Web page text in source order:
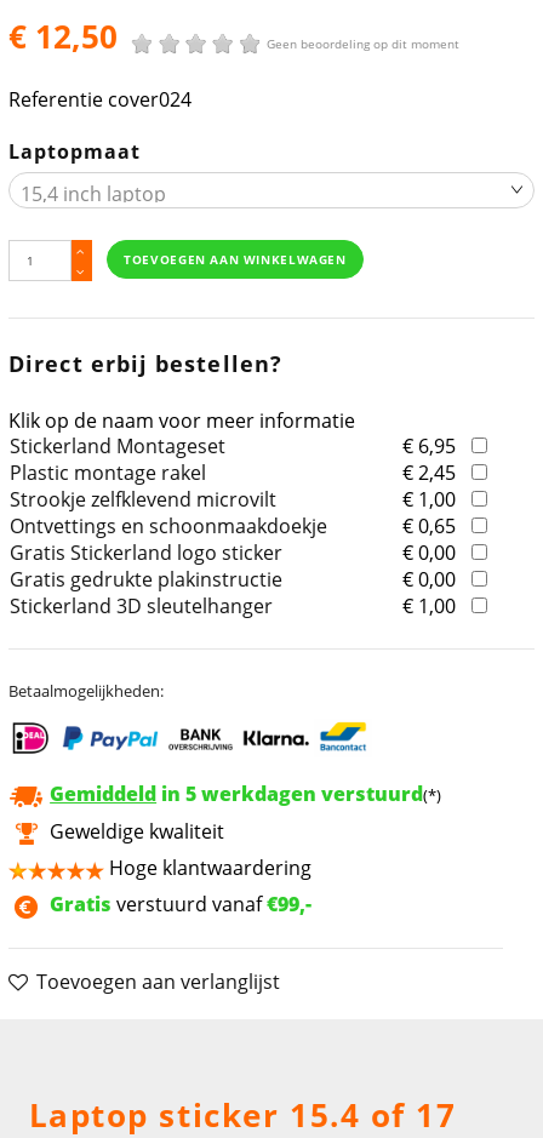
€ 12,50 Geen beoordeling op dit moment
Referentie cover024
Laptopmaat
TOEVOEGEN AAN WINKELWAGEN
Direct erbij bestellen?
Klik op de naam voor meer informatie
Stickerland Montageset
€ 6,95
Plastic montage rakel
€ 2,45
Strookje zelfklevend microvilt
€ 1,00
Ontvettings en schoonmaakdoekje
€ 0,65
Gratis Stickerland logo sticker
€ 0,00
Gratis gedrukte plakinstructie
€ 0,00
Stickerland 3D sleutelhanger
€ 1,00
Betaalmogelijkheden:
Gemiddeld in 5 werkdagen verstuurd(*)
Geweldige kwaliteit
Hoge klantwaardering
Gratis verstuurd vanaf€99,-
Toevoegen aan verlanglijst
Laptop sticker 15.4 of 17